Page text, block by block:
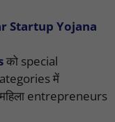
Startup Yojana
को special
में
entrepreneurs